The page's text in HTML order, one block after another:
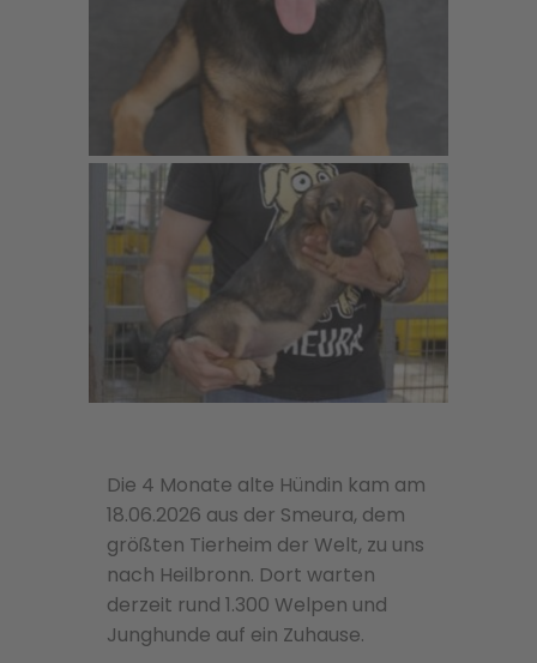
Die 4 Monate alte Hündin kam am
18.06.2026 aus der Smeura, dem
größten Tierheim der Welt, zu uns
nach Heilbronn. Dort warten
derzeit rund 1.300 Welpen und
Junghunde auf ein Zuhause.